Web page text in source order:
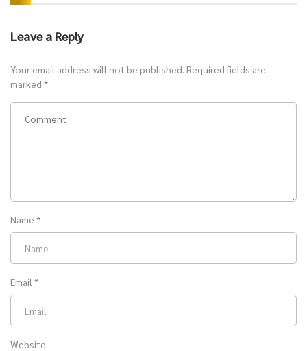
Leave a Reply
Your email address will not be published. Required fields are
marked *
Name *
Email *
Website